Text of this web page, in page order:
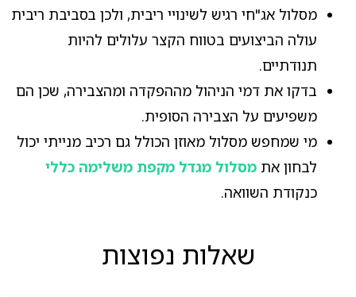
מסלול אג"חי רגיש לשינויי ריבית, ולכן בסביבת ריבית
עולה הביצועים בטווח הקצר עלולים להיות
תנודתיים.
בדקו את דמי הניהול מההפקדה ומהצבירה, שכן הם
משפיעים על הצבירה הסופית.
מי שמחפש מסלול מאוזן הכולל גם רכיב מנייתי יכול
לבחון את מסלול מגדל מקפת משלימה כללי
כנקודת השוואה.
שאלות נפוצות